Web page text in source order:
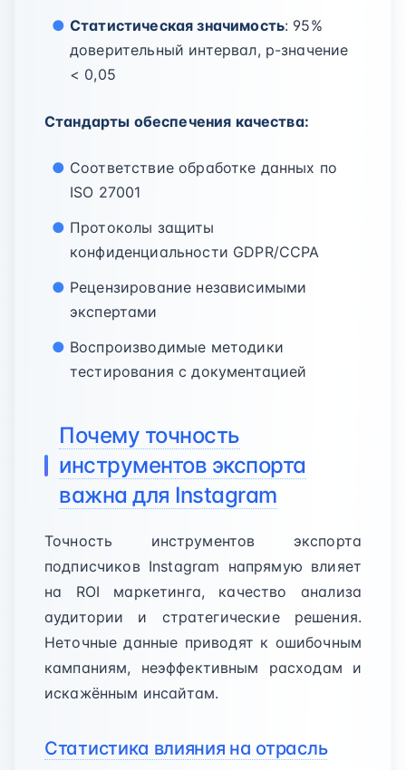
Статистическая значимость: 95%
доверительный интервал, p-значение
< 0,05
Стандарты обеспечения качества:
Соответствие обработке данных по
ISO 27001
Протоколы защиты
конфиденциальности GDPR/CCPA
Рецензирование независимыми
экспертами
Воспроизводимые методики
тестирования с документацией
Почему точность
инструментов экспорта
важна для Instagram
Точность инструментов экспорта
подписчиков Instagram напрямую влияет
на ROI маркетинга, качество анализа
аудитории и стратегические решения.
Неточные данные приводят к ошибочным
кампаниям, неэффективным расходам и
искажённым инсайтам.
Статистика влияния на отрасль